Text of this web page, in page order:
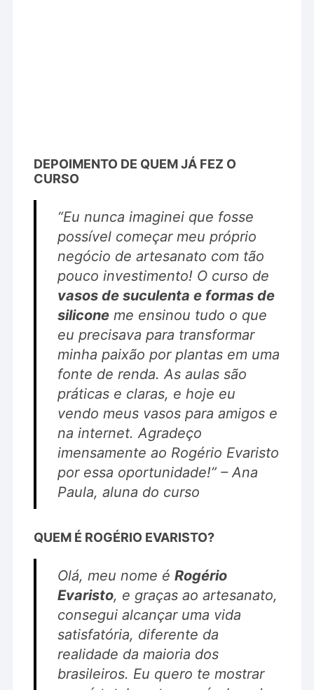
DEPOIMENTO DE QUEM JÁ FEZ O
CURSO
“Eu nunca imaginei que fosse
possível começar meu próprio
negócio de artesanato com tão
pouco investimento! O curso de
vasos de suculenta e formas de
silicone me ensinou tudo o que
eu precisava para transformar
minha paixão por plantas em uma
fonte de renda. As aulas são
práticas e claras, e hoje eu
vendo meus vasos para amigos e
na internet. Agradeço
imensamente ao Rogério Evaristo
por essa oportunidade!” –Ana
Paula, aluna do curso
QUEM É ROGÉRIO EVARISTO?
Olá, meu nome éRogério
Evaristo, e graças ao artesanato,
consegui alcançar uma vida
satisfatória, diferente da
realidade da maioria dos
brasileiros. Eu quero te mostrar